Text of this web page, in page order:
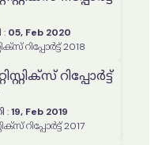
: 05, Feb 2020
വാർഷിക വൈറ്റൽ സ്റ്റാറ്റിസ്റ്റിക്‌സ് റിപ്പോർട്ട് 2018
റിപ്പോർട്ട്
:19, Feb 2019
വാർഷിക വൈറ്റൽ സ്റ്റാറ്റിസ്റ്റിക്‌സ് റിപ്പോർട്ട് 2017